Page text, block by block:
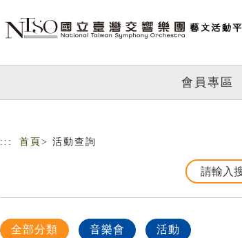
會員專區
::: 首頁 > 活動查詢
全部分類 音樂會 活動